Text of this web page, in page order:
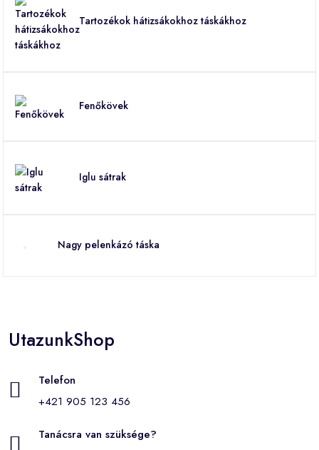
Tartozékok hátizsákokhoz táskákhoz
Fenőkövek
Iglu sátrak
Nagy pelenkázó táska
UtazunkShop
Telefon
+421 905 123 456
Tanácsra van szüksége?